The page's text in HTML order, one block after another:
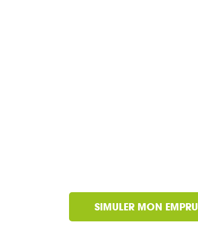
SIMULER MON